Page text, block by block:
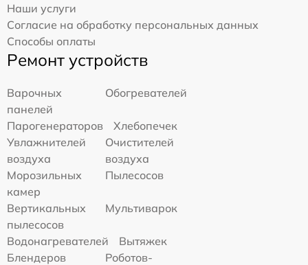
Наши услуги
Согласие на обработку персональных данных
Способы оплаты
Ремонт устройств
Варочных
панелей
Обогревателей
Парогенераторов
Хлебопечек
Увлажнителей
воздуха
Очистителей
воздуха
Морозильных
камер
Пылесосов
Вертикальных
пылесосов
Мультиварок
Водонагревателей
Вытяжек
Блендеров
Роботов-